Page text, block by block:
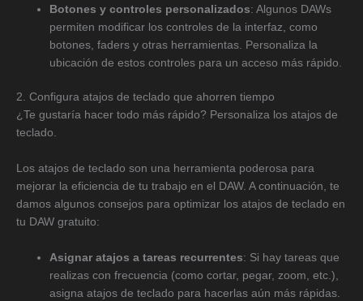
Botones y controles personalizados: Algunos DAWs
permiten modificar los controles de la interfaz, como
botones, faders y otras herramientas. Personaliza la
ubicación de estos controles para un acceso más rápido.
2. Configura atajos de teclado que ahorren tiempo
¿Te gustaría hacer todo más rápido? Personaliza los atajos de
teclado.
Los atajos de teclado son una herramienta poderosa para
mejorar la eficiencia de tu trabajo en el DAW. A continuación, te
damos algunos consejos para optimizar los atajos de teclado en
tu DAW gratuito:
Asignar atajos a tareas recurrentes: Si hay tareas que
realizas con frecuencia (como cortar, pegar, zoom, etc.),
asigna atajos de teclado para hacerlas aún más rápidas.